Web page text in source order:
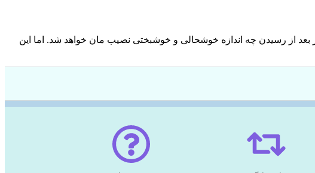
بعد از رسیدن چه اندازه خوشحالی و خوشبختی نصیب مان خواهد شد. اما این